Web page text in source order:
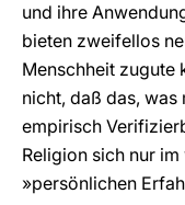
und ihre
bieten zweifellos
Menschheit zugute
nicht, daß das, was
empirisch
Religion sich nur
»persönlichen